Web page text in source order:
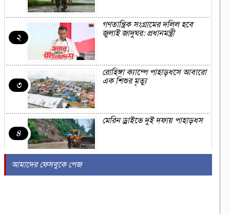
২
গণতান্ত্রিক সংগ্রামের দলিল হবে
জুলাই জাদুঘর: প্রধানমন্ত্রী
৩
রোহিঙ্গা ক্যাম্পে পাহাড়ধসে আবারো
এক শিশুর মৃত্যু
৪
মেরিন ড্রাইভে দুই দফায় পাহাড়ধস
অস্ত্রচুক্তির গোপন তথ্য ফাঁস
আমাদের ফেসবুকে পেজ